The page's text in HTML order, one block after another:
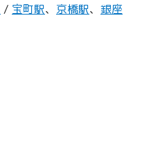
/ 宝町駅、 京橋駅、 銀座